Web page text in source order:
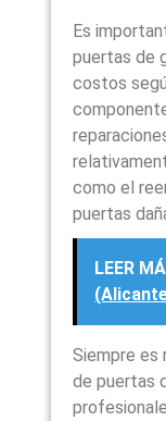
Es
puertas de
costos
como el
puertas
LEER
Siempre es
de puertas